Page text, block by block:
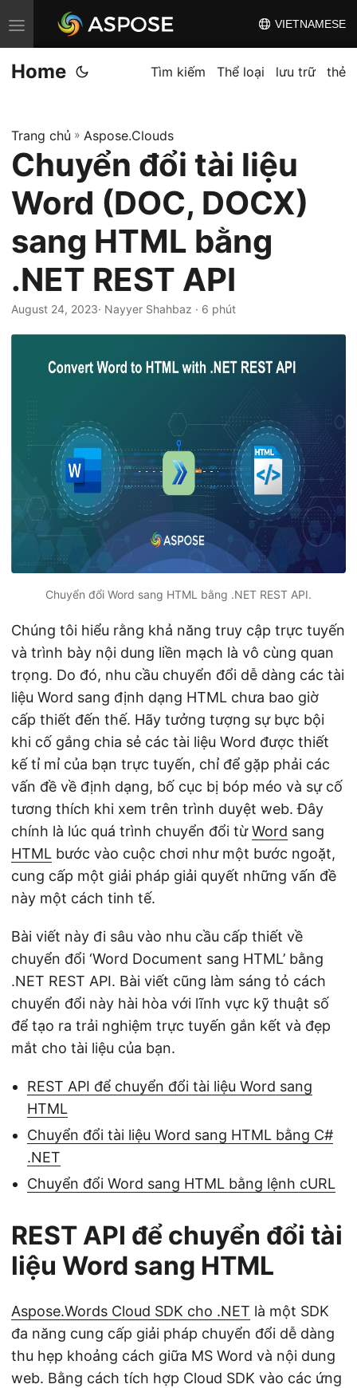
C
h
u
n
đ
i
i
ề
u
h
ư
VIETNAMESE
Home Tìm kiếm Thể loại lưu trữ thẻ
Trang chủ » Aspose.Clouds
Chuyển đổi tài liệu
Word (DOC, DOCX)
sang HTML bằng
.NET REST API
August 24, 2023· Nayyer Shahbaz · 6 phút
Chuyển đổi Word sang HTML bằng .NET REST API.
Chúng tôi hiểu rằng khả năng truy cập trực tuyến
và trình bày nội dung liền mạch là vô cùng quan
trọng. Do đó, nhu cầu chuyển đổi dễ dàng các tài
liệu Word sang định dạng HTML chưa bao giờ
cấp thiết đến thế. Hãy tưởng tượng sự bực bội
khi cố gắng chia sẻ các tài liệu Word được thiết
kế tỉ mỉ của bạn trực tuyến, chỉ để gặp phải các
vấn đề về định dạng, bố cục bị bóp méo và sự cố
tương thích khi xem trên trình duyệt web. Đây
chính là lúc quá trình chuyển đổi từWord sang
HTML bước vào cuộc chơi như một bước ngoặt,
cung cấp một giải pháp giải quyết những vấn đề
này một cách tinh tế.
Bài viết này đi sâu vào nhu cầu cấp thiết về
chuyển đổi ‘Word Document sang HTML’ bằng
.NET REST API. Bài viết cũng làm sáng tỏ cách
chuyển đổi này hài hòa với lĩnh vực kỹ thuật số
để tạo ra trải nghiệm trực tuyến gắn kết và đẹp
mắt cho tài liệu của bạn.
REST API để chuyển đổi tài liệu Word sang
HTML
Chuyển đổi tài liệu Word sang HTML bằng C#
.NET
Chuyển đổi Word sang HTML bằng lệnh cURL
REST API để chuyển đổi tài
liệu Word sang HTML
Aspose.Words Cloud SDK cho .NET là một SDK
đa năng cung cấp giải pháp chuyển đổi dễ dàng
thu hẹp khoảng cách giữa MS Word và nội dung
web. Bằng cách tích hợp Cloud SDK vào các ứng